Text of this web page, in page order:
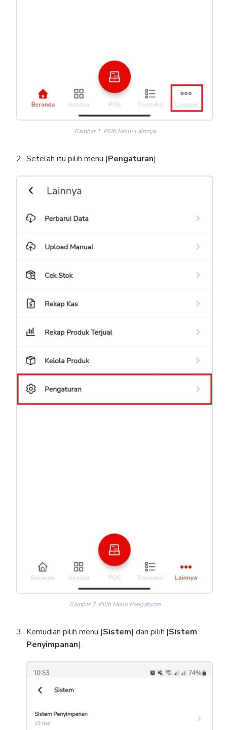
Gambar 1. Pilih Menu Lainnya
Setelah itu pilih menu |Pengaturan|.
Gambar 2. Pilih Menu Pengaturan
Kemudian pilih menu |Sistem| dan pilih |Sistem
Penyimpanan|.